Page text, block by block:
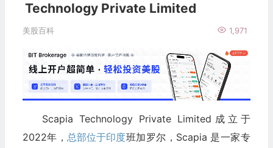
Technology Private Limited
美股百科 1,971
Scapia Technology Private Limited成立于
2022年， 总部位于印度班加罗尔，Scapia 是一家专